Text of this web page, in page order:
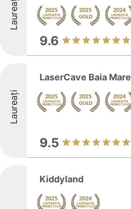
Laureați
9.6
Laureați
LaserCave Baia Mare
9.5
Kiddyland